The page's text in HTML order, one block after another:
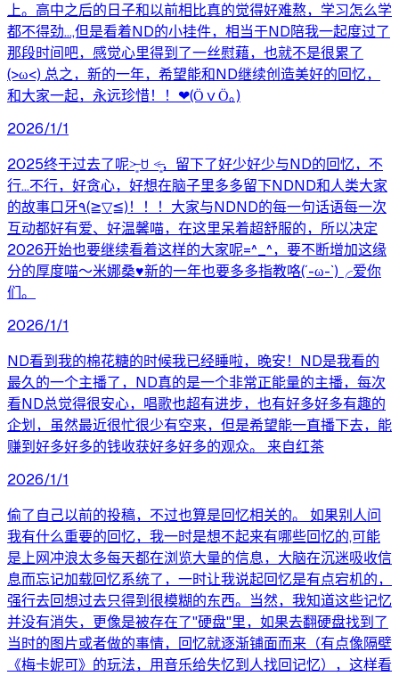
上。高中之后的日子和以前相比真的觉得好难熬，学习怎么学
都不得劲…,但是看着ND的小挂件，相当于ND陪我一起度过了
那段时间吧，感觉心里得到了一丝慰藉，也就不是很累了
(>ω<) 总之，新的一年，希望能和ND继续创造美好的回忆，
和大家一起，永远珍惜！！❤(ӦｖӦ｡)
2026/1/1
2025终于过去了呢˃̶͈ ꇴ ˂̶͈，留下了好少好少与ND的回忆，不
行...不行，好贪心，好想在脑子里多多留下NDND和人类大家
的故事口牙٩(≧▽≦)！！！大家与NDND的每一句话语每一次
互动都好有爱、好温馨喵，在这里呆着超舒服的，所以决定
2026开始也要继续看着这样的大家呢=^_^，要不断增加这缘
分的厚度喵～米娜桑♥新的一年也要多多指教咯(´-ω-`)╭爱你
们。
2026/1/1
ND看到我的棉花糖的时候我已经睡啦，晚安！ND是我看的
最久的一个主播了，ND真的是一个非常正能量的主播，每次
看ND总觉得很安心，唱歌也超有进步，也有好多好多有趣的
企划，虽然最近很忙很少有空来，但是希望能一直播下去，能
赚到好多好多的钱收获好多好多的观众。 来自红茶
2026/1/1
偷了自己以前的投稿，不过也算是回忆相关的。 如果别人问
我有什么重要的回忆，我一时是想不起来有哪些回忆的,可能
是上网冲浪太多每天都在浏览大量的信息，大脑在沉迷吸收信
息而忘记加载回忆系统了，一时让我说起回忆是有点宕机的，
强行去回想过去只得到很模糊的东西。当然，我知道这些记忆
并没有消失，更像是被存在了"硬盘"里，如果去翻硬盘找到了
当时的图片或者做的事情，回忆就逐渐铺面而来（有点像隔壁
《梅卡妮可》的玩法，用音乐给失忆到人找回记忆），这样看